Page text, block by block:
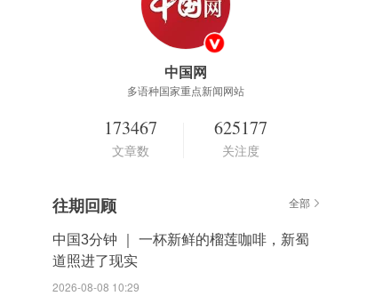
中国网
多语种国家重点新闻网站
173467
文章数
625177
关注度
往期回顾 全部
中国3分钟 ｜ 一杯新鲜的榴莲咖啡，新蜀
道照进了现实
2026-08-08 10:29